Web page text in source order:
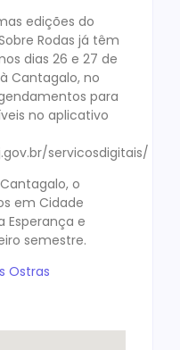
edições do
Rodas já têm
dias 26 e 27 de
Cantagalo, no
para
no aplicativo
servicosdigitais/
o
em Cidade
Esperança e
semestre.
Ostras